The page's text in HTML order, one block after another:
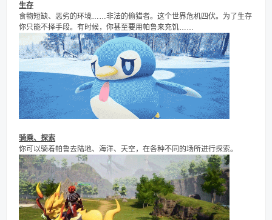
生存
食物短缺、恶劣的环境……非法的偷猎者。这个世界危机四伏。为了生存
你只能不择手段。有时候，你甚至要用帕鲁来充饥……
骑乘、探索
你可以骑着帕鲁去陆地、海洋、天空，在各种不同的场所进行探索。